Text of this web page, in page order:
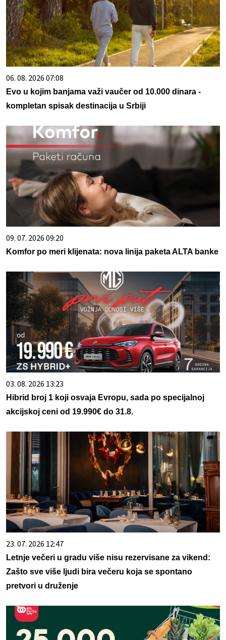
06. 08. 2026 07:08
Evo u kojim banjama važi vaučer od 10.000 dinara -
kompletan spisak destinacija u Srbiji
09. 07. 2026 09:20
Komfor po meri klijenata: nova linija paketa ALTA banke
03. 08. 2026 13:23
Hibrid broj 1 koji osvaja Evropu, sada po specijalnoj
akcijskoj ceni od 19.990€ do 31.8.
23. 07. 2026 12:47
Letnje večeri u gradu više nisu rezervisane za vikend:
Zašto sve više ljudi bira večeru koja se spontano
pretvori u druženje